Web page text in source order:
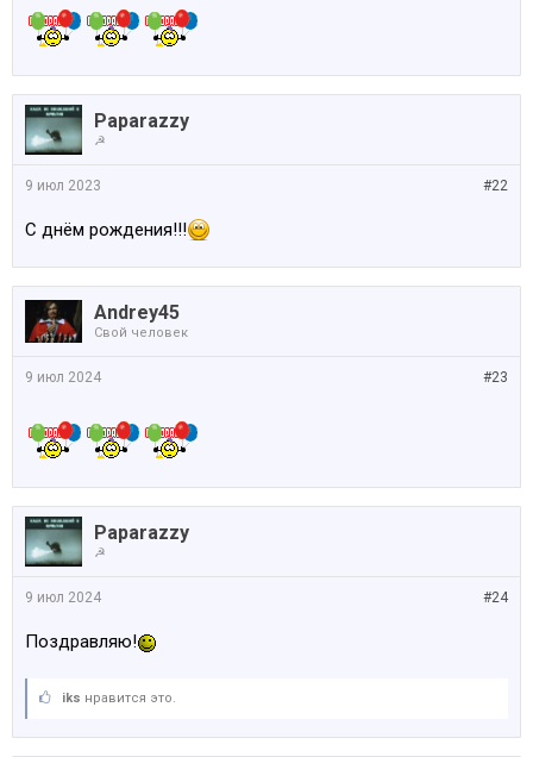
Paparazzy
☭
#22
9 июл 2023
С днём рождения!!!
Andrey45
Свой человек
#23
9 июл 2024
Paparazzy
☭
#24
9 июл 2024
Поздравляю!
iks нравится это.